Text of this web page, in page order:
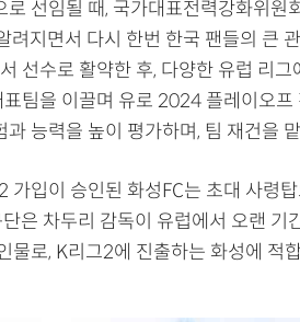
로 선임될 때, 국가대표전력강화위원
려지면서 다시 한번 한국 팬들의 큰
선수로 활약한 후, 다양한 유럽 리
팀을 이끌며 유로 2024 플레이오프
능력을 높이 평가하며, 팀 재건을
가입이 승인된 화성FC는 초대 사령
은 차두리 감독이 유럽에서 오랜 기
물로, K리그2에 진출하는 화성에 적